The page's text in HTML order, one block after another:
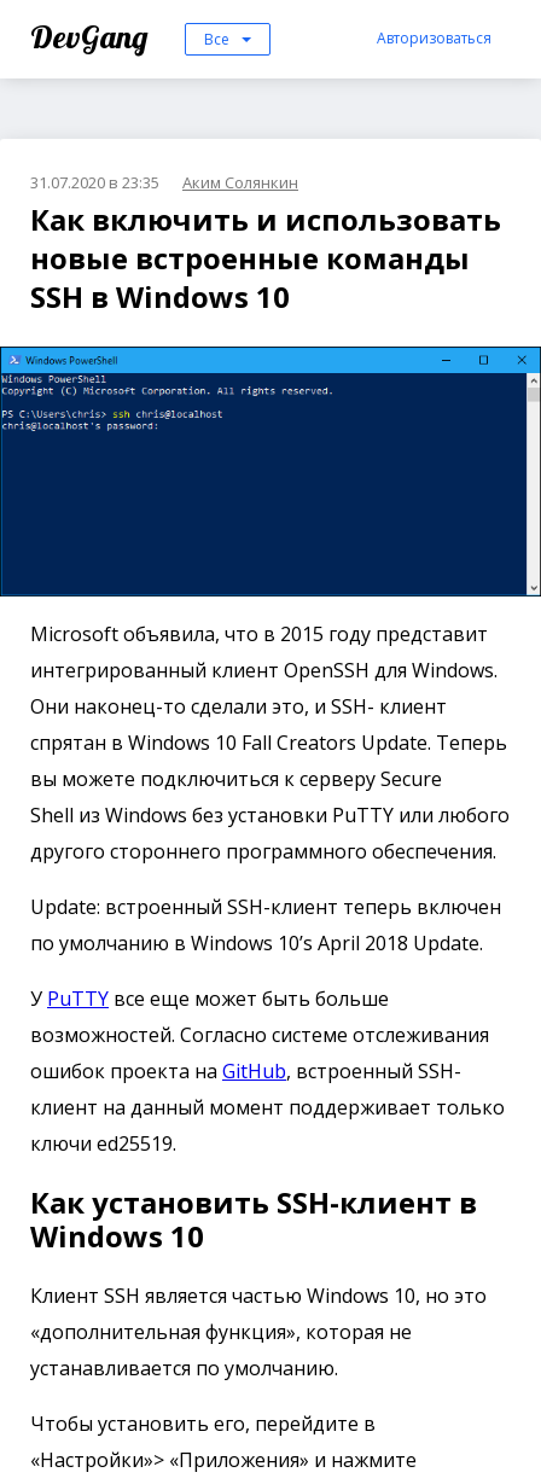
DevGang Все Авторизоваться
31.07.2020 в 23:35 Аким Солянкин
Как включить и использовать
новые встроенные команды
SSH в Windows 10
Microsoft объявила, что в 2015 году представит
интегрированный клиент OpenSSH для Windows.
Они наконец-то сделали это, и SSH- клиент
спрятан в Windows 10 Fall Creators Update. Теперь
вы можете подключиться к серверу Secure
Shell из Windows без установки PuTTY или любого
другого стороннего программного обеспечения.
Update: встроенный SSH-клиент теперь включен
по умолчанию в Windows 10’s April 2018 Update.
У PuTTY все еще может быть больше
возможностей. Согласно системе отслеживания
ошибок проекта на GitHub, встроенный SSH-
клиент на данный момент поддерживает только
ключи ed25519.
Как установить SSH-клиент в
Windows 10
Клиент SSH является частью Windows 10, но это
«дополнительная функция», которая не
устанавливается по умолчанию.
Чтобы установить его, перейдите в
«Настройки»> «Приложения» и нажмите